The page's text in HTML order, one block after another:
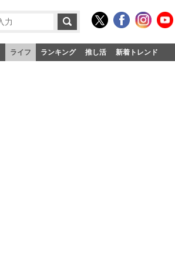
ライフ ランキング 推し活 新着トレンド